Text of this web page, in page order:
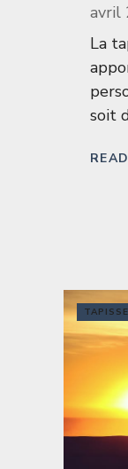
avril
La
soit